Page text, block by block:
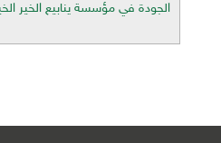
الجودة في مؤسسة ينابيع الخير